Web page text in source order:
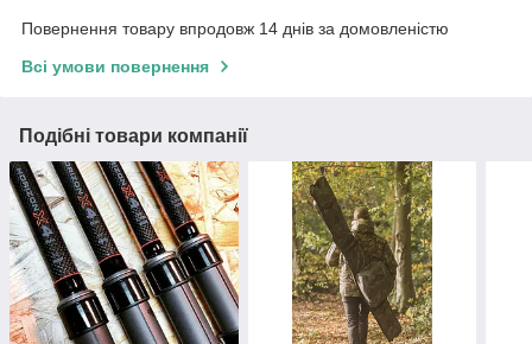
Повернення товару впродовж 14 днів за домовленістю
Всі умови повернення
Подібні товари компанії